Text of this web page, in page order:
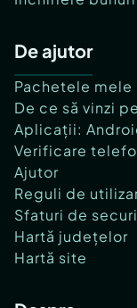
De ajutor
Pachetele mele
De ce să vinzi
Aplicații:
Verificare
Ajutor
Reguli de
Sfaturi de
Hartă județelor
Hartă site